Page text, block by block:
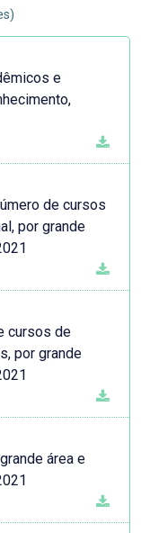
e
de cursos
por grande
cursos de
por grande
área e